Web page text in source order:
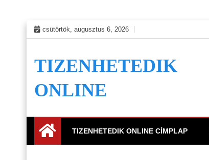
Skip
to
csütörtök, augusztus 6, 2026
TIZENHETEDIK
ONLINE
TIZENHETEDIK ONLINE CÍMPLAP